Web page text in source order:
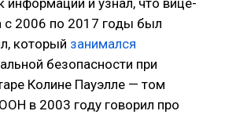
информации и узнал, что вице-
с 2006 по 2017 годы был
который занимался
безопасности при
Колине Пауэлле — том
в 2003 году говорил про